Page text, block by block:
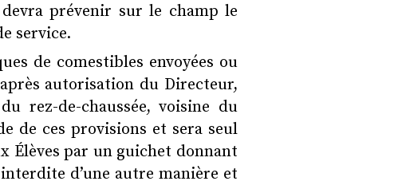
prévenir sur le champ le
service.
de comestibles envoyées ou
autorisation du Directeur,
rez-de-chaussée, voisine du
de ces provisions et sera seul
Élèves par un guichet donnant
d’une autre manière et